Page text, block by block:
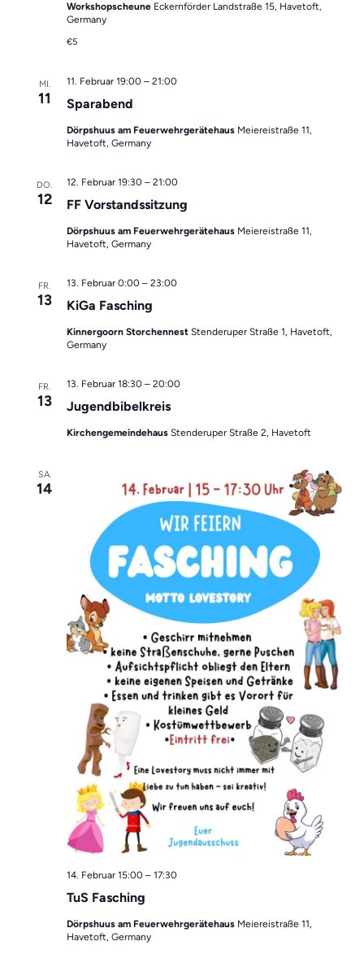
Workshopscheune Eckernförder Landstraße 15, Havetoft,
Germany
€5
MI.
11 Sparabend
11. Februar 19:00– 21:00
Dörpshuus am Feuerwehrgerätehaus Meiereistraße 11,
Havetoft, Germany
DO.
12 FF Vorstandssitzung
12. Februar 19:30– 21:00
Dörpshuus am Feuerwehrgerätehaus Meiereistraße 11,
Havetoft, Germany
FR.
13 KiGa Fasching
13. Februar 0:00– 23:00
Kinnergoorn Storchennest Stenderuper Straße 1, Havetoft,
Germany
FR.
13 Jugendbibelkreis
13. Februar 18:30– 20:00
Kirchengemeindehaus Stenderuper Straße 2, Havetoft
SA.
14
TuS Fasching
14. Februar 15:00– 17:30
Dörpshuus am Feuerwehrgerätehaus Meiereistraße 11,
Havetoft, Germany